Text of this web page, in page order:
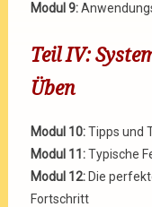
Modul 9:
Teil IV:
Üben
Modul 10:Tipps und
Modul 11:Typische
Modul 12: Die
Fortschritt